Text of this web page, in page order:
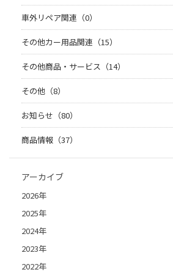
車外リペア関連（0）
その他カー用品関連（15）
その他商品・サービス（14）
その他（8）
お知らせ（80）
商品情報（37）
アーカイブ
2026年
2025年
2024年
2023年
2022年